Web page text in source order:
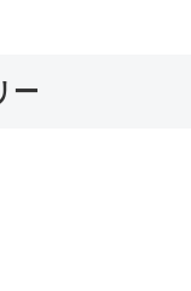
ー